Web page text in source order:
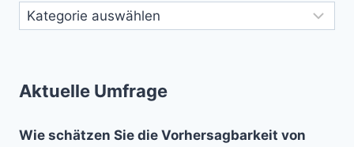
Aktuelle Umfrage
Wie schätzen Sie die Vorhersagbarkeit von